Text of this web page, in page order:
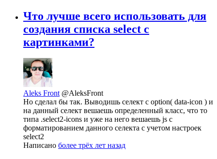
Что лучше всего использовать для
создания списка select с
картинками?
Aleks Front @AleksFront
Но сделал бы так. Выводишь селект с option( data-icon ) и
на данный селект вешаешь определенный класс, что то
типа .select2-icons и уже на него вешаешь js с
форматированием данного селекта с учетом настроек
select2
Написано более трёх лет назад